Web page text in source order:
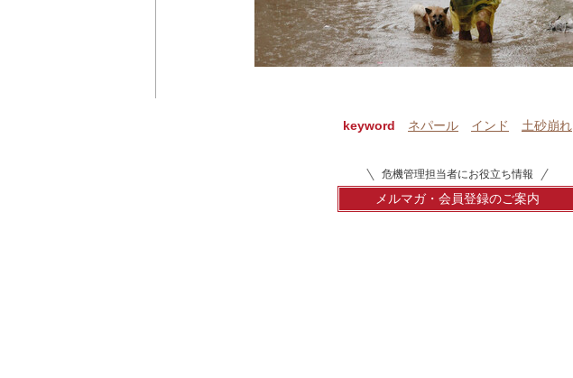
keyword ネパール インド 土砂崩れ
危機管理担当者にお役立ち情報
メルマガ・会員登録のご案内